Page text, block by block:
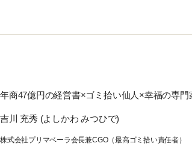
年商47億円の経営書×ゴミ拾い仙人×幸福の専門
吉川 充秀 (よしかわ みつひで)
株式会社プリマベーラ会長兼CGO（最高ゴミ拾い責任者）